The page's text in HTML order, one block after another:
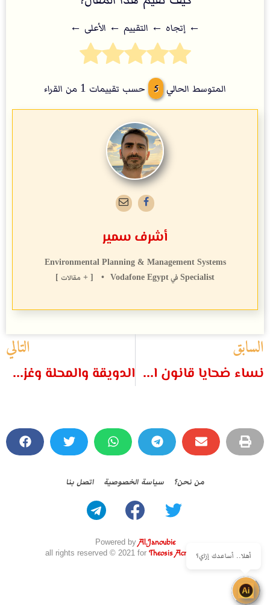
← إتجاه ← التقييم ← اﻷعلى ←
المتوسط الحالي 5 حسب تقييمات 1 من القراء
أشرف سمير
Environmental Planning & Management Systems
Specialist فيVodafone Egypt
• [ + مقالات ]
السابق
نساء ضحايا قانون الإيجار القديم
التالي
الدويقة والمحلة وغزة ٢٠٠٨
Powered byAl.Janoubie
all rights reserved © 2021 for Theosis Across Borders
من نحن؟ سياسة الخصوصية اتصل بنا
أهلا.. أساعدك إزاي؟